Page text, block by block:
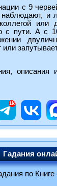
с 9
наблюдают, и
или
с пути. А с
описания
Гадания
по